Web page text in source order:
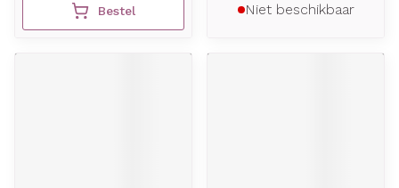
Bestel Niet beschikbaar